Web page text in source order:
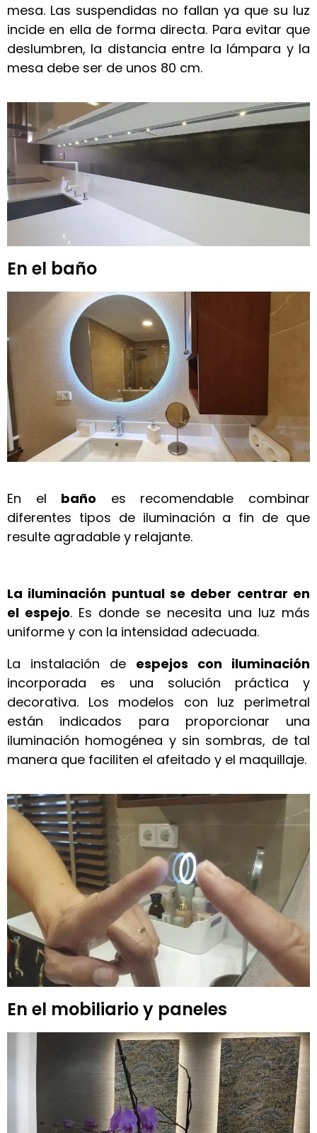
mesa. Las suspendidas no fallan ya que su luz
incide en ella de forma directa. Para evitar que
deslumbren, la distancia entre la lámpara y la
mesa debe ser de unos 80 cm.
En el baño
En el baño es recomendable combinar
diferentes tipos de iluminación a fin de que
resulte agradable y relajante.
La iluminación puntual se deber centrar en
el espejo. Es donde se necesita una luz más
uniforme y con la intensidad adecuada.
La instalación de espejos con iluminación
incorporada es una solución práctica y
decorativa. Los modelos con luz perimetral
están indicados para proporcionar una
iluminación homogénea y sin sombras, de tal
manera que faciliten el afeitado y el maquillaje.
En el mobiliario y paneles